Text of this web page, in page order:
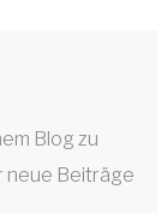
Blog zu
neue Beiträge